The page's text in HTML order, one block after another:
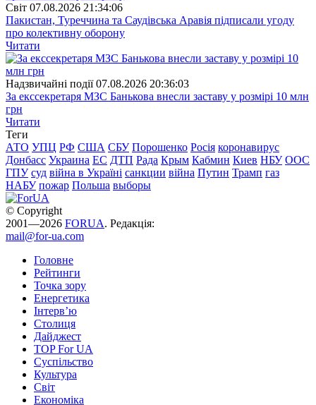
Свiт 07.08.2026 21:34:06
Пакистан, Туреччина та Саудівська Аравія підписали угоду
про колективну оборону
Читати
Надзвичайні події 07.08.2026 20:36:03
За екссекретаря МЗС Банькова внесли заставу у розмірі 10 млн
грн
Читати
Теги
АТО УПЦ РФ США СБУ Порошенко Росія коронавирус
Донбасс Украина ЕС ДТП Рада Крым Кабмин Киев НБУ ООС
ГПУ суд війна в Україні санкции війна Путин Трамп газ
НАБУ пожар Польша выборы
© Copyright
2001—2026 FORUA. Редакція:
mail@for-ua.com
Головне
Рейтинги
Точка зору
Енергетика
Інтерв’ю
Столиця
Дайджест
TOP For UA
Суспiльство
Культура
Світ
Економіка